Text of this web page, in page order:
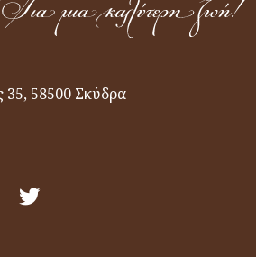
58500 Σκύδρα